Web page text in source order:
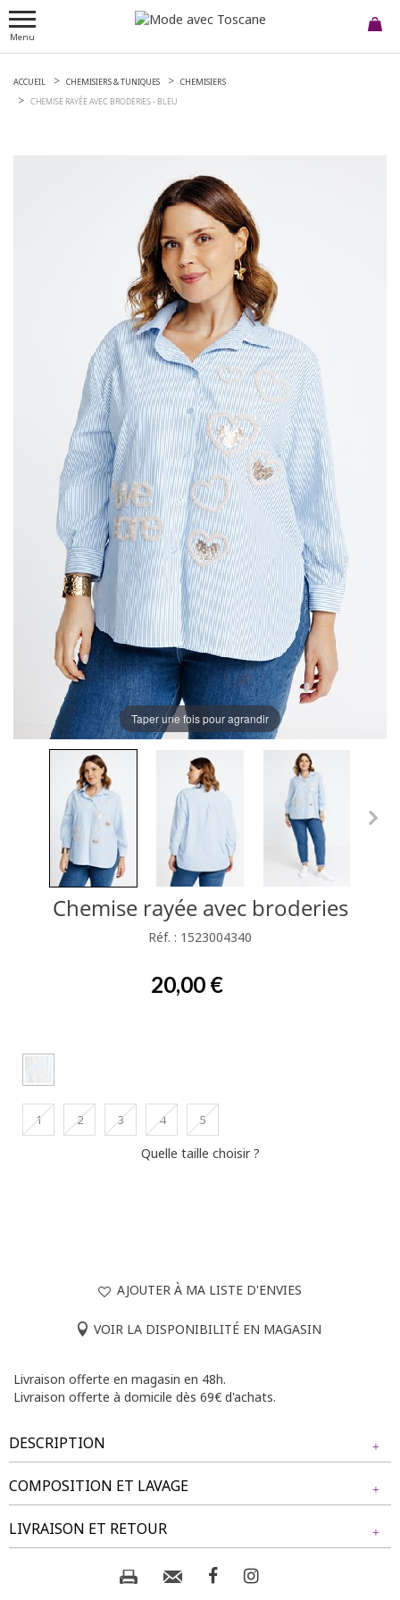
Menu
ACCUEIL CHEMISIERS & TUNIQUES
CHEMISIERS
CHEMISE RAYÉE AVEC BRODERIES - BLEU
Taper une fois pour agrandir
Chemise rayée avec broderies
Réf. : 1523004340
20,00 €
1 2 3 4 5
Quelle taille choisir ?
AJOUTER À MA LISTE D'ENVIES
VOIR LA DISPONIBILITÉ EN MAGASIN
Livraison offerte en magasin en 48h.
Livraison offerte à domicile dès 69€ d'achats.
DESCRIPTION
Chemise grande taille rayée. Coupe droite. Manches longues
avec poignets boutonnés. Col chemise. Fermeture
boutonnée sur le devant. Imprimé à rayures verticales avec
motifs en relief de coeurs et inscriptions Love et Amore.
Coeurs en paillettes. Base arrondie.
COMPOSITION ET LAVAGE
Tissu principal : 50% POLYESTER, 50% COTON
Composition et lavage :
LIVRAISON ET RETOUR
NOS MODES DE LIVRAISON